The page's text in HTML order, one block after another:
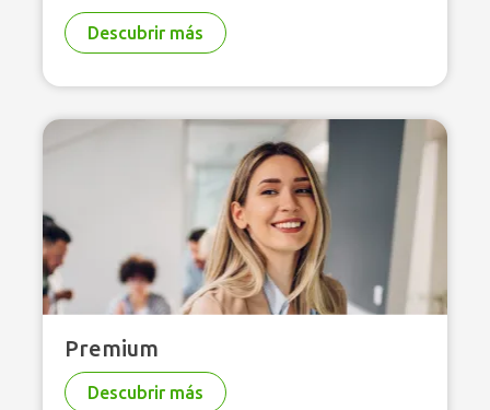
Descubrir más
Premium
Descubrir más